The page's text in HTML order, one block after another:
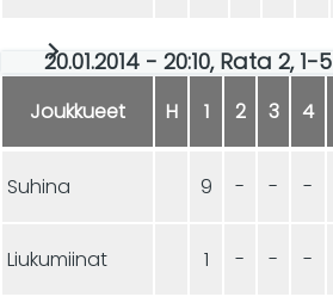
20.01.2014 - 20:10, Rata 2, 1-5
Joukkueet H 1 2 3 4
Suhina 9 - - -
Liukumiinat 1 - - -